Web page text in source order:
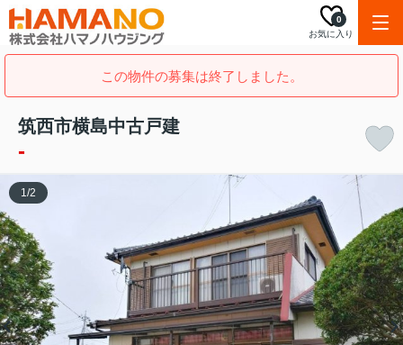
お気に入り
0
この物件の募集は終了しました。
筑西市横島中古戸建
-
1/2